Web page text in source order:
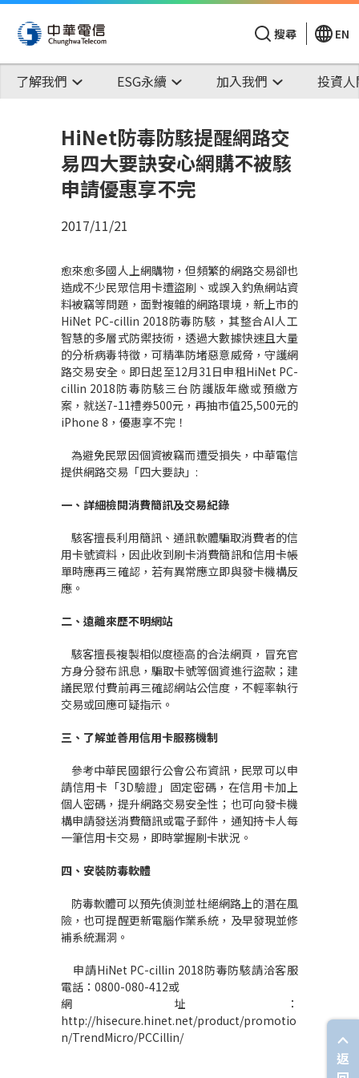
搜尋 EN
了解我們 ESG永續 加入我們 投資
HiNet防毒防駭提醒網路交
易四大要訣安心網購不被駭
申請優惠享不完
2017/11/21
愈來愈多國人上網購物，但頻繁的網路交易卻也
造成不少民眾信用卡遭盜刷、或誤入釣魚網站資
料被竊等問題，面對複雜的網路環境，新上市的
HiNet PC-cillin 2018防毒防駭，其整合AI人工
智慧的多層式防禦技術，透過大數據快速且大量
的分析病毒特徵，可精準防堵惡意威脅，守護網
路交易安全。即日起至12月31日申租HiNet PC-
cillin 2018防毒防駭三台防護版年繳或預繳方
案，就送7-11禮券500元，再抽市值25,500元的
iPhone 8，優惠享不完！
為避免民眾因個資被竊而遭受損失，中華電信
提供網路交易「四大要訣」:
一、詳細檢閱消費簡訊及交易紀錄
駭客擅長利用簡訊、通訊軟體騙取消費者的信
用卡號資料，因此收到刷卡消費簡訊和信用卡帳
單時應再三確認，若有異常應立即與發卡機構反
應。
二、遠離來歷不明網站
駭客擅長複製相似度極高的合法網頁，冒充官
方身分發布訊息，騙取卡號等個資進行盜款；建
議民眾付費前再三確認網站公信度，不輕率執行
交易或回應可疑指示。
三、了解並善用信用卡服務機制
參考中華民國銀行公會公布資訊，民眾可以申
請信用卡「3D驗證」固定密碼，在信用卡加上
個人密碼，提升網路交易安全性；也可向發卡機
構申請發送消費簡訊或電子郵件，通知持卡人每
一筆信用卡交易，即時掌握刷卡狀況。
四、安裝防毒軟體
防毒軟體可以預先偵測並杜絕網路上的潛在風
險，也可提醒更新電腦作業系統，及早發現並修
補系統漏洞。
申請HiNet PC-cillin 2018防毒防駭請洽客服
電話：0800-080-412或
網址：
http://hisecure.hinet.net/product/promotio
n/TrendMicro/PCCillin/
返